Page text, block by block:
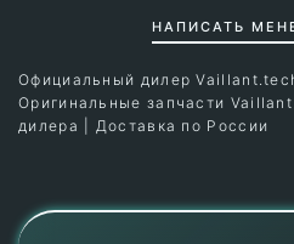
НАПИСАТЬ
Официальный дилер
Оригинальные запчасти Vaillant
дилера | Доставка по России